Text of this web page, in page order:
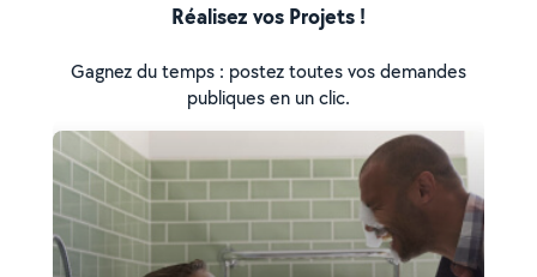
Réalisez vos Projets !
Gagnez du temps : postez toutes vos demandes
publiques en un clic.